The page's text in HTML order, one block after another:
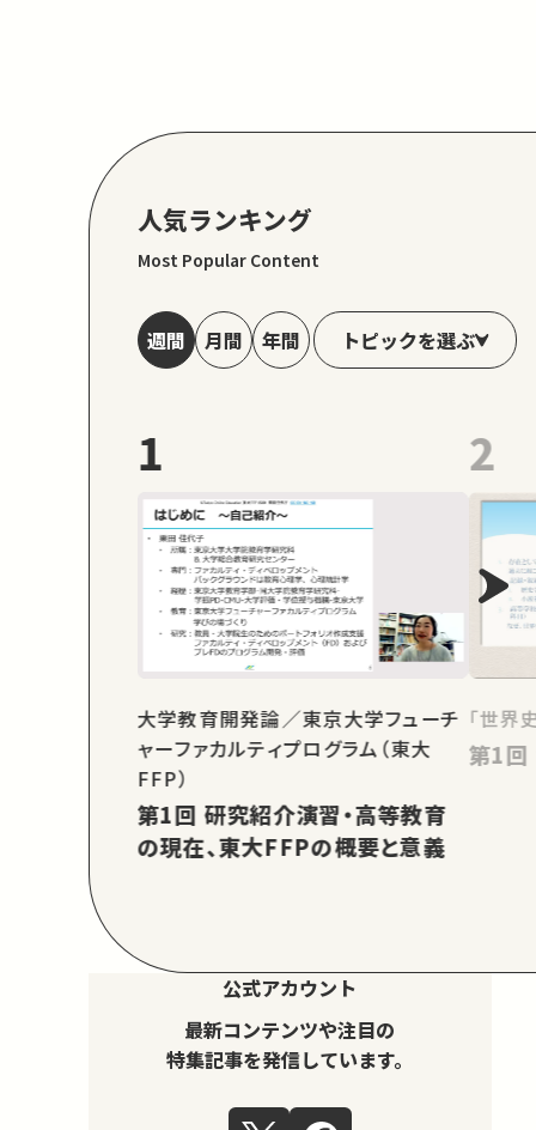
人気ランキング
Most Popular Content
週間 月間 年間 トピックを選ぶ
1
大学教育開発論／東京大学フューチ
ャーファカルティプログラム（東大
FFP）
第1回 研究紹介演習・高等教育
の現在、東大FFPの概要と意義
2
「世界
公式アカウント
最新コンテンツや注目の
特集記事を発信しています。